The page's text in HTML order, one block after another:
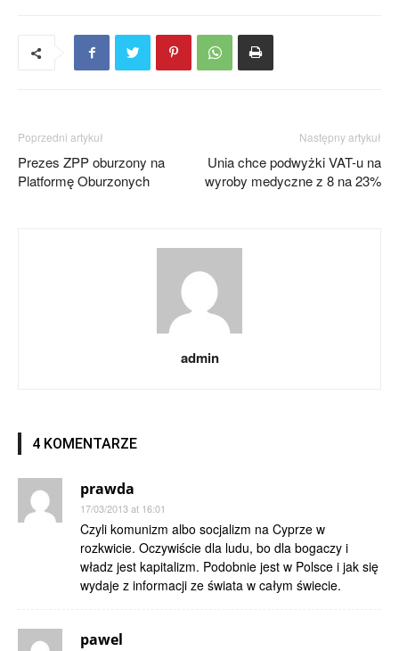
Poprzedni artykuł
Prezes ZPP oburzony na
Platformę Oburzonych
Następny artykuł
Unia chce podwyżki VAT-u na
wyroby medyczne z 8 na 23%
admin
4 KOMENTARZE
prawda
17/03/2013 at 16:01
Czyli komunizm albo socjalizm na Cyprze w
rozkwicie. Oczywiście dla ludu, bo dla bogaczy i
władz jest kapitalizm. Podobnie jest w Polsce i jak się
wydaje z informacji ze świata w całym świecie.
pawel